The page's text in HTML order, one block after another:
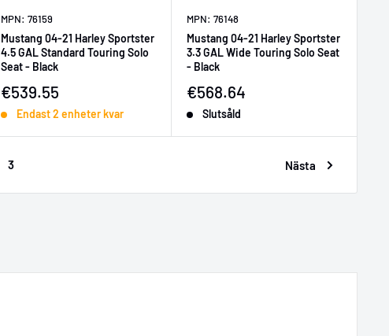
MPN: 76159
Mustang 04-21 Harley Sportster
4.5 GAL Standard Touring Solo
Seat - Black
Försäljningspris
€539.55
Endast 2 enheter kvar
MPN: 76148
Mustang 04-21 Harley Sportster
3.3 GAL Wide Touring Solo Seat
- Black
Försäljningspris
€568.64
Slutsåld
3 Nästa